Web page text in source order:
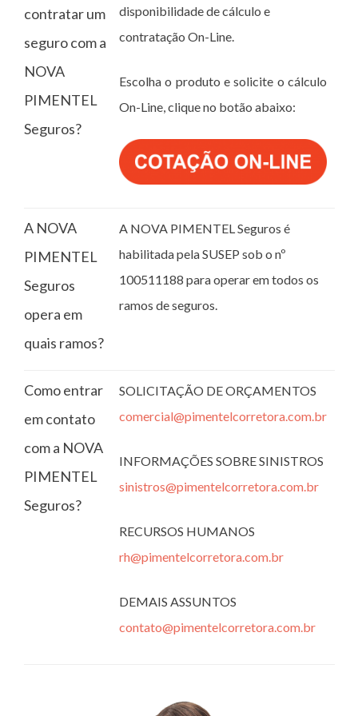
contratar um
seguro com a
NOVA
PIMENTEL
Seguros?
disponibilidade de cálculo e
contratação On-Line.
Escolha o produto e solicite o cálculo
On-Line, clique no botão abaixo:
A NOVA
PIMENTEL
Seguros
opera em
quais ramos?
A NOVA PIMENTEL Seguros é
habilitada pela SUSEP sob o nº
100511188 para operar em todos os
ramos de seguros.
Como entrar
em contato
com a NOVA
PIMENTEL
Seguros?
SOLICITAÇÃO DE ORÇAMENTOS
comercial@pimentelcorretora.com.br
INFORMAÇÕES SOBRE SINISTROS
sinistros@pimentelcorretora.com.br
RECURSOS HUMANOS
rh@pimentelcorretora.com.br
DEMAIS ASSUNTOS
contato@pimentelcorretora.com.br